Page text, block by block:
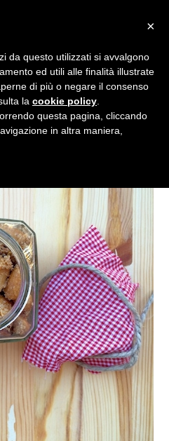
DI NATALE
CANDITE
×
da questo utilizzati si avvalgono
ed utili alle finalità illustrate
di più o negare il consenso
la cookie policy
questa pagina, cliccando
in altra maniera,